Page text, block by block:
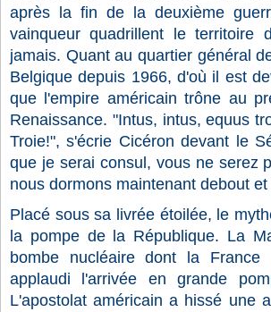
après la fin de la deuxième
vainqueur quadrillent le territoire
jamais. Quant au quartier général
Belgique depuis 1966, d'où il est
que l'empire américain trône au
Renaissance. "Intus, intus, equus
Troie!", s'écrie Cicéron devant le
que je serai consul, vous ne serez
nous dormons maintenant debout
Placé sous sa livrée étoilée, le
la pompe de la République. La
bombe nucléaire dont la
applaudi l'arrivée en grande
L'apostolat américain a hissé une